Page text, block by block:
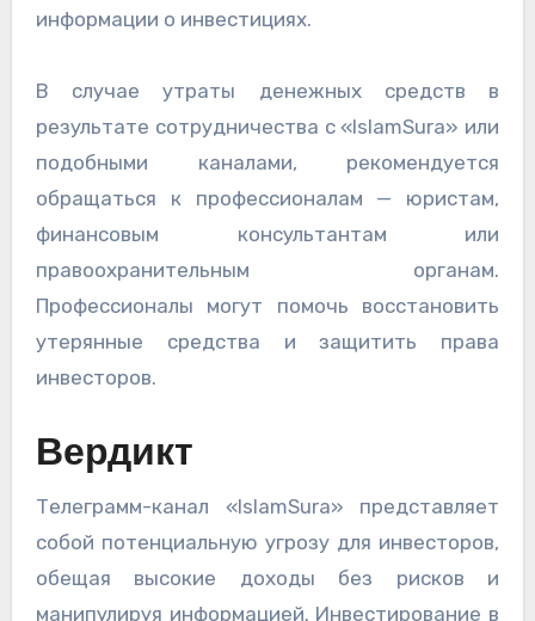
информации о инвестициях.
В случае утраты денежных средств в
результате сотрудничества с «IslamSura» или
подобными каналами, рекомендуется
обращаться к профессионалам — юристам,
финансовым консультантам или
правоохранительным органам.
Профессионалы могут помочь восстановить
утерянные средства и защитить права
инвесторов.
Вердикт
Телеграмм-канал «IslamSura» представляет
собой потенциальную угрозу для инвесторов,
обещая высокие доходы без рисков и
манипулируя информацией. Инвестирование в